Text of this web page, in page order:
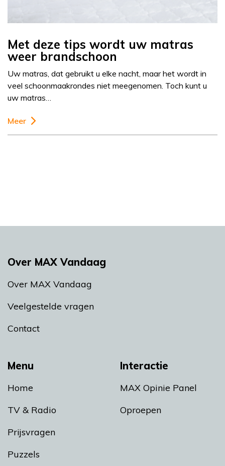
Met deze tips wordt uw matras
weer brandschoon
Uw matras, dat gebruikt u elke nacht, maar het wordt in
veel schoonmaakrondes niet meegenomen. Toch kunt u
uw matras…
Meer
Menu
Home
TV & Radio
Prijsvragen
Puzzels
Interactie
MAX Opinie Panel
Oproepen
Over MAX Vandaag
Over MAX Vandaag
Veelgestelde vragen
Contact